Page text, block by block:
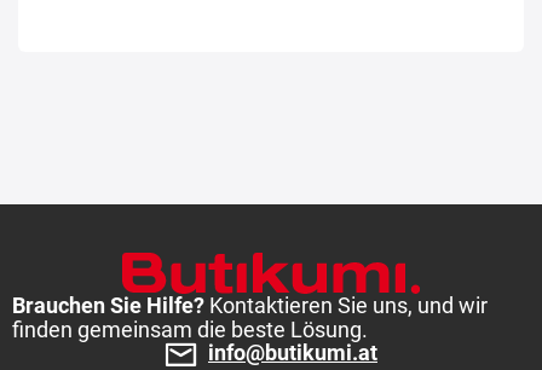
Brauchen Sie Hilfe? Kontaktieren Sie uns, und wir
finden gemeinsam die beste Lösung.
info@butikumi.at